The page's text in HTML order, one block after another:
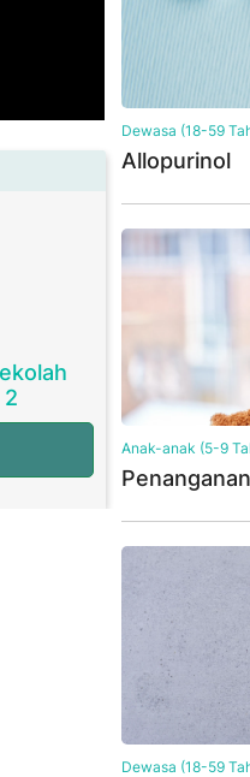
Aman di Rumah
2
Dewasa (18-59
Allopurinol
Anak-anak (5-9
Dewasa (18-59